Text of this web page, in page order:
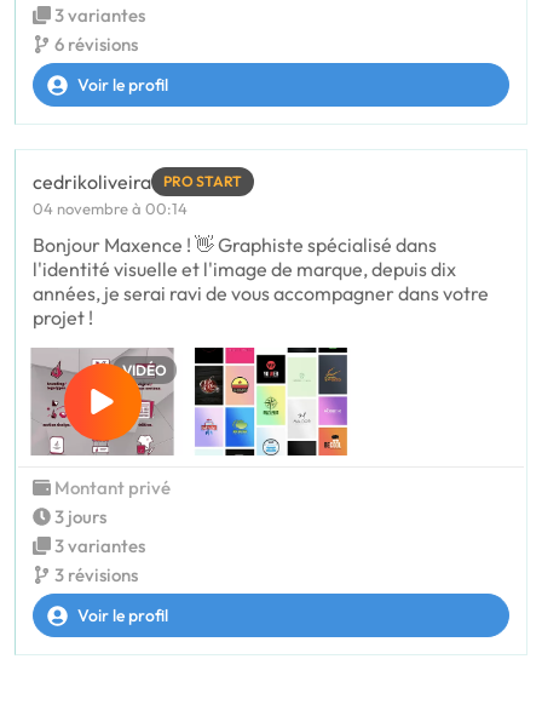
3 variantes
6 révisions
Voir le profil
cedrikoliveira PRO START
04 novembre à 00:14
Bonjour Maxence ! 👋 Graphiste spécialisé dans
l'identité visuelle et l'image de marque, depuis dix
années, je serai ravi de vous accompagner dans votre
projet !
VIDÉO
Montant privé
3 jours
3 variantes
3 révisions
Voir le profil